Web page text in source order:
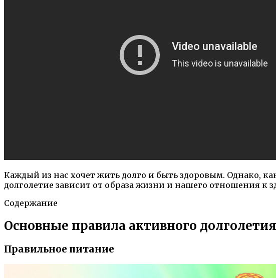
Каждый из нас хочет жить долго и быть здоровым. Однако,
долголетие зависит от образа жизни и нашего отношения
Содержание
Основные правила активного
Правильное питание